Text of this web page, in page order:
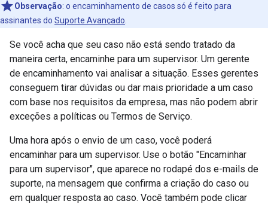
Observação: o encaminhamento de casos só é feito para
assinantes do Suporte Avançado
Se você acha que seu caso não está sendo tratado da
maneira certa, encaminhe para um supervisor. Um gerente
de encaminhamento vai analisar a situação. Esses gerentes
conseguem tirar dúvidas ou dar mais prioridade a um caso
com base nos requisitos da empresa, mas não podem abrir
exceções a políticas ou Termos de Serviço.
Uma hora após o envio de um caso, você poderá
encaminhar para um supervisor. Use o botão "Encaminhar
para um supervisor", que aparece no rodapé dos e-mails de
suporte, na mensagem que confirma a criação do caso ou
em qualquer resposta ao caso. Você também pode clicar